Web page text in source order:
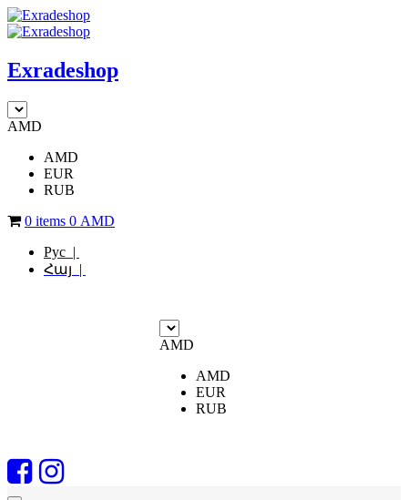
Exradeshop
AMD
AMD
EUR
RUB
0 items 0 AMD
Рус |
Հայ |
AMD
AMD
EUR
RUB